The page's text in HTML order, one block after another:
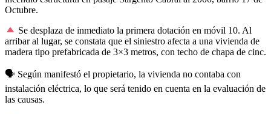
Octubre.
Se desplaza de inmediato la primera dotación en móvil 10. Al
arribar al lugar, se constata que el siniestro afecta a una vivienda de
madera tipo prefabricada de 3×3 metros, con techo de chapa de cinc.
🗣 Según manifestó el propietario, la vivienda no contaba con
instalación eléctrica, lo que será tenido en cuenta en la evaluación de
las causas.